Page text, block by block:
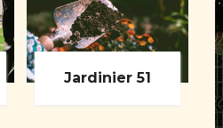
Jardinier 51